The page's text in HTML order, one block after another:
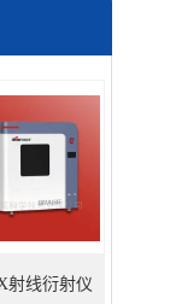
射线衍射仪